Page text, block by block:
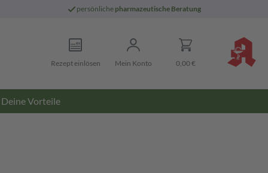
persönliche pharmazeutische Beratung
Rezept einlösen Mein Konto 0,00 €
Deine Vorteile